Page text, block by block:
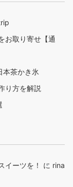
お取り寄せ【通
本茶かき氷
り方を解説
イーツを！ に rina